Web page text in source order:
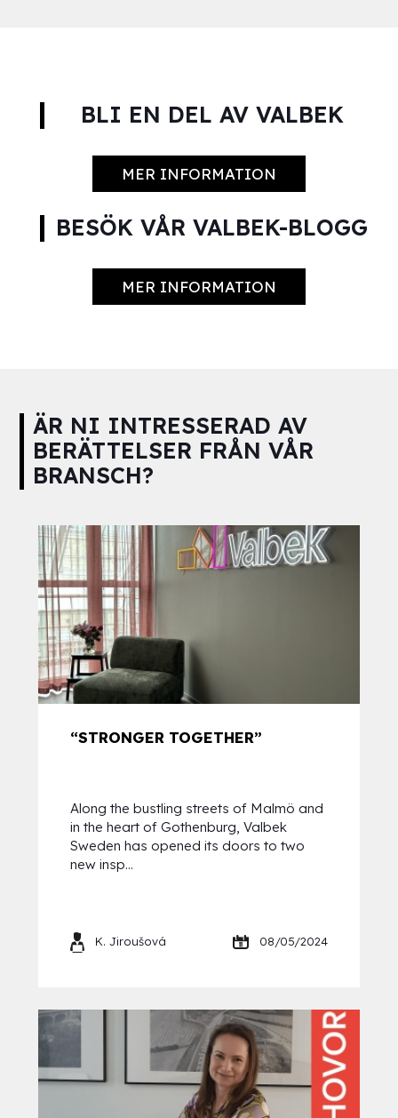
BLI EN DEL AV VALBEK
MER INFORMATION
BESÖK VÅR VALBEK-BLOGG
MER INFORMATION
ÄR NI INTRESSERAD AV
BERÄTTELSER FRÅN VÅR
BRANSCH?
“STRONGER TOGETHER”
Along the bustling streets of Malmö and
in the heart of Gothenburg, Valbek
Sweden has opened its doors to two
new insp...
K. Jiroušová 08/05/2024